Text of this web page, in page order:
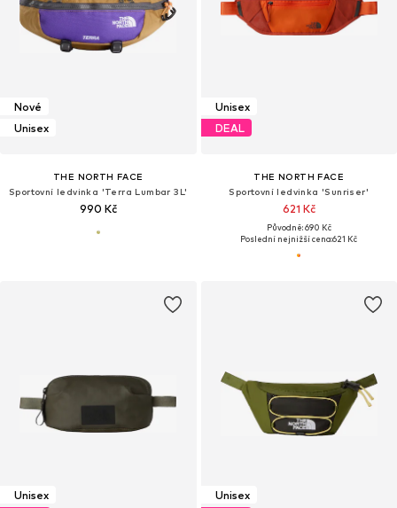
Nové
Unisex
THE NORTH FACE
Sportovní ledvinka 'Terra Lumbar 3L'
990 Kč
Unisex
DEAL
THE NORTH FACE
Sportovní ledvinka 'Sunriser'
621 Kč
Původně: 690 Kč
Poslední nejnižší cena:621 Kč
Unisex
Unisex